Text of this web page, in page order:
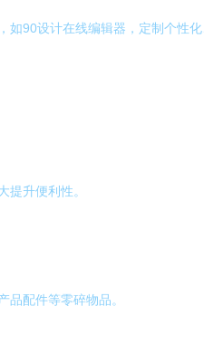
90设计在线编辑器，定制个性
提升便利性。
品配件等零碎物品。